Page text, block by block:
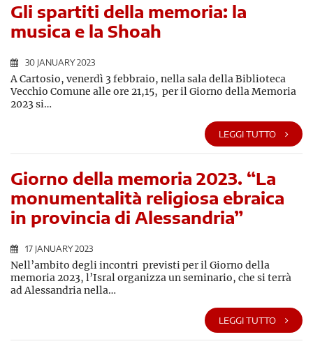
Gli spartiti della memoria: la
musica e la Shoah
30 JANUARY 2023
A Cartosio, venerdì 3 febbraio, nella sala della Biblioteca
Vecchio Comune alle ore 21,15, per il Giorno della Memoria
2023 si…
LEGGI TUTTO
Giorno della memoria 2023. “La
monumentalità religiosa ebraica
in provincia di Alessandria”
17 JANUARY 2023
Nell’ambito degli incontri previsti per il Giorno della
memoria 2023, l’Isral organizza un seminario, che si terrà
ad Alessandria nella…
LEGGI TUTTO